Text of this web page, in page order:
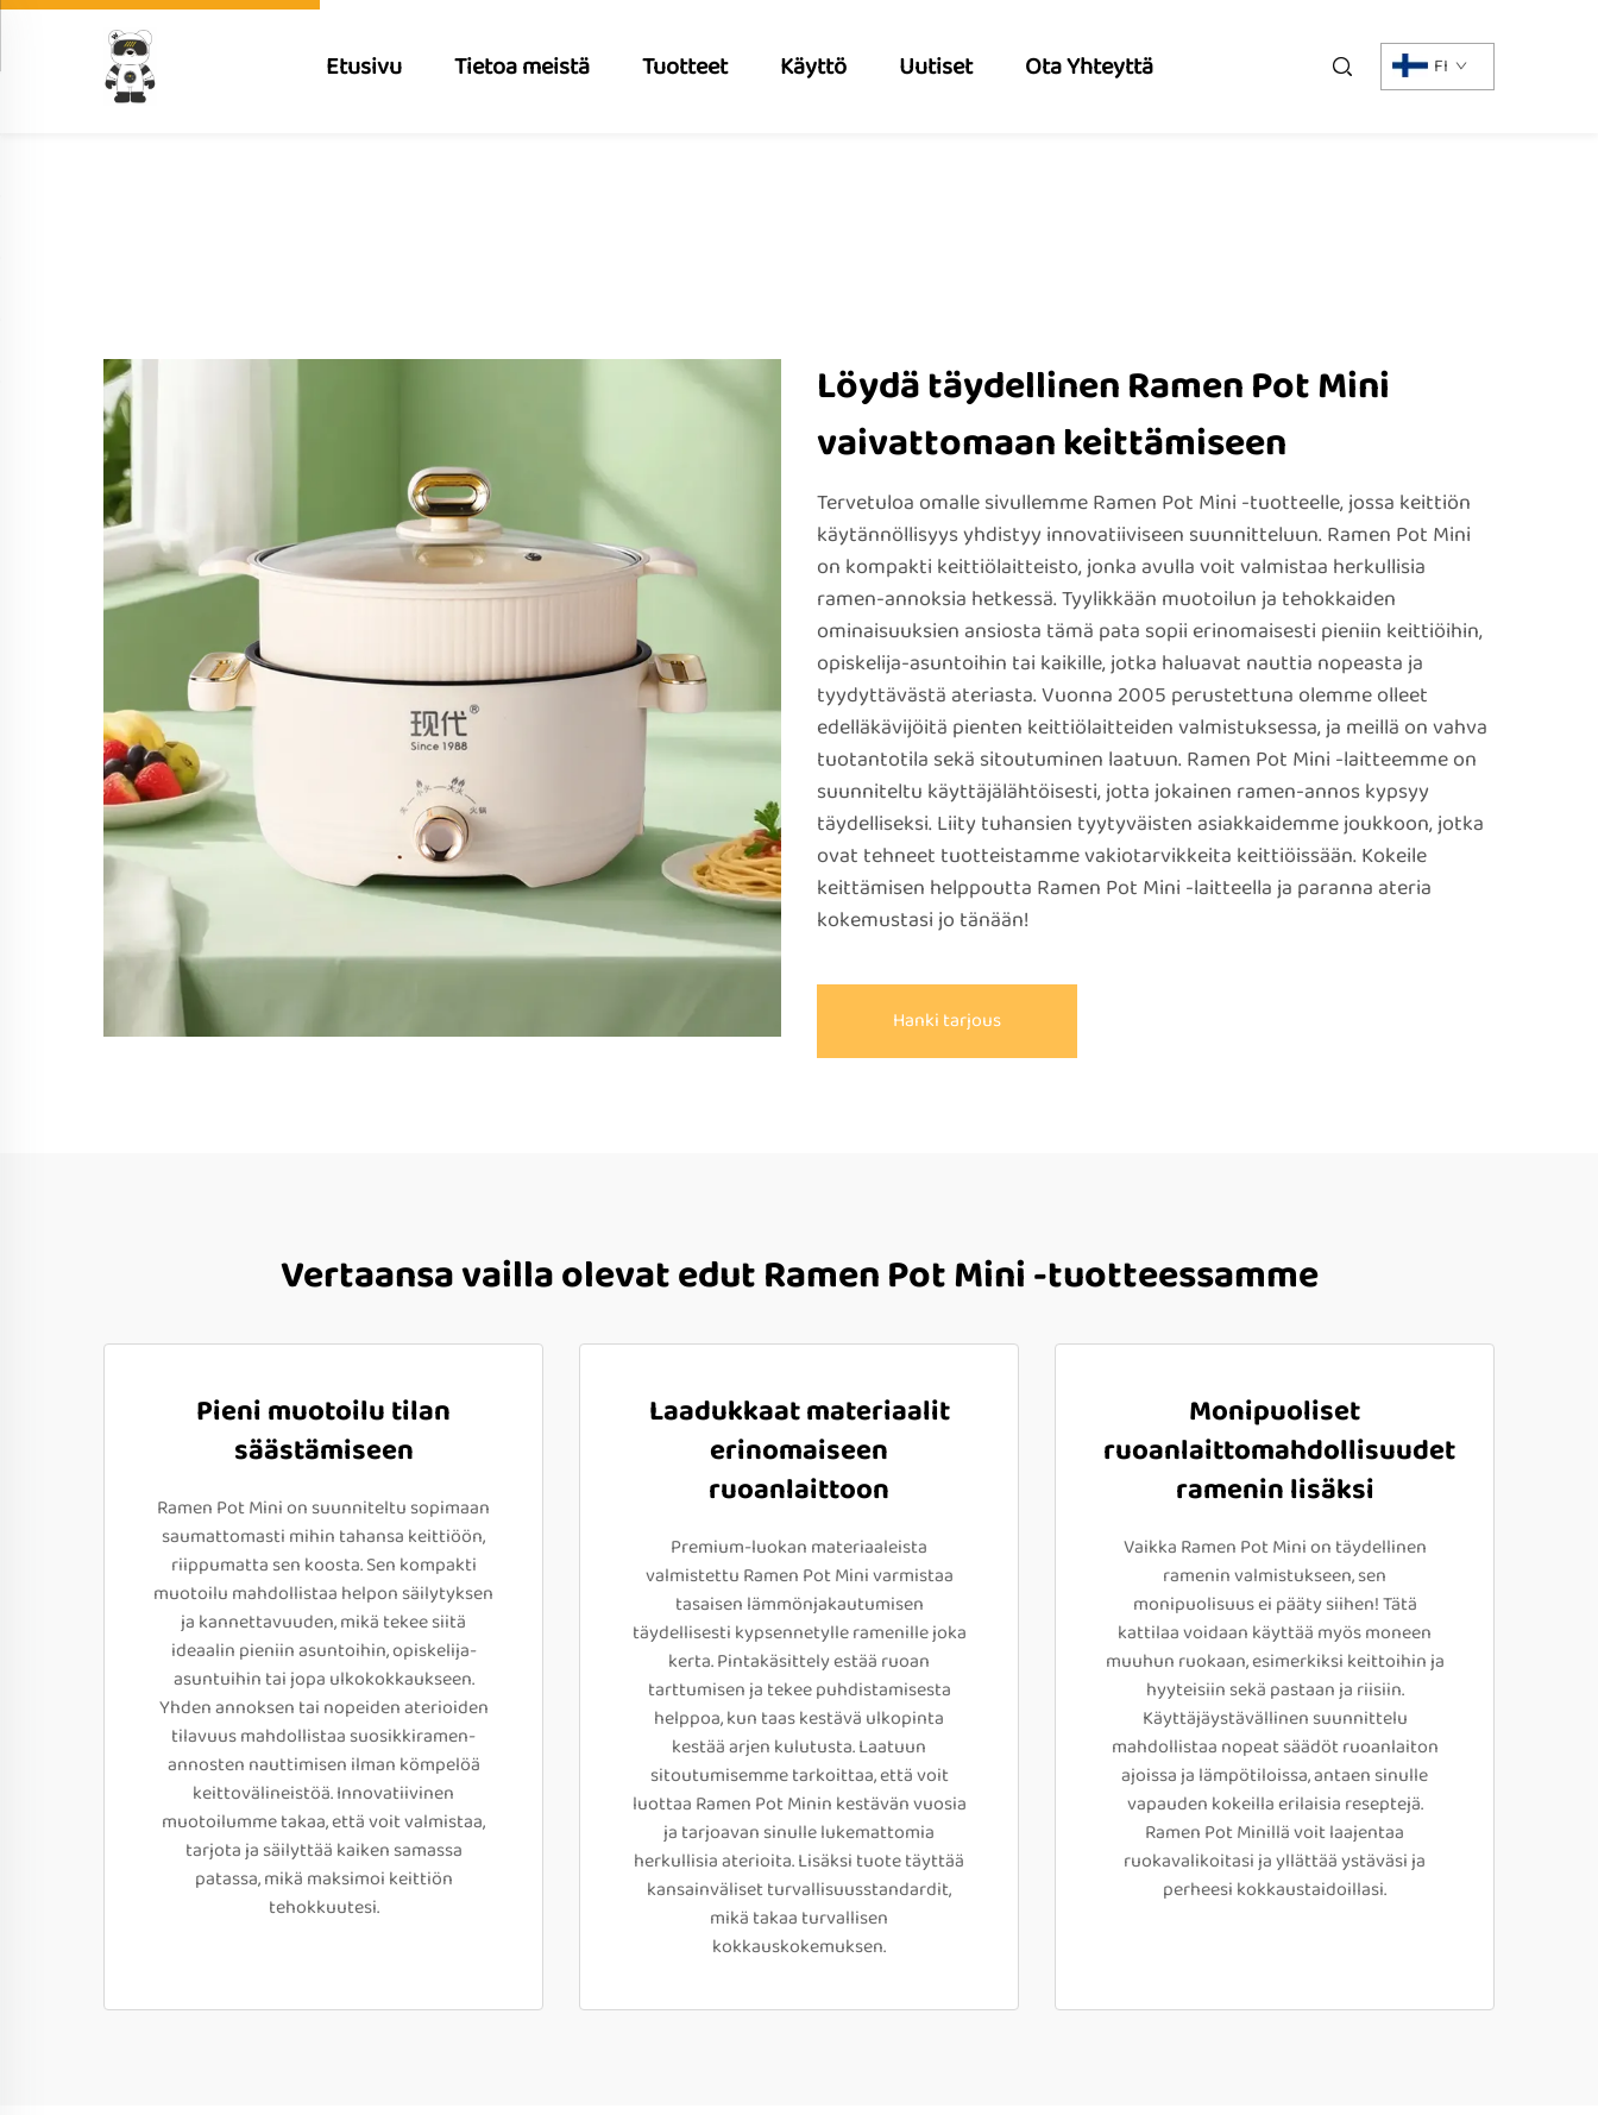
Etusivu Tietoa meistä Tuotteet Käyttö Uutiset Ota Yhteyttä FI
Löydä täydellinen Ramen Pot Mini
vaivattomaan keittämiseen
Tervetuloa omalle sivullemme Ramen Pot Mini -tuotteelle, jossa keittiön
käytännöllisyys yhdistyy innovatiiviseen suunnitteluun. Ramen Pot Mini
on kompakti keittiölaitteisto, jonka avulla voit valmistaa herkullisia
ramen-annoksia hetkessä. Tyylikkään muotoilun ja tehokkaiden
ominaisuuksien ansiosta tämä pata sopii erinomaisesti pieniin keittiöihin,
opiskelija-asuntoihin tai kaikille, jotka haluavat nauttia nopeasta ja
tyydyttävästä ateriasta. Vuonna 2005 perustettuna olemme olleet
edelläkävijöitä pienten keittiölaitteiden valmistuksessa, ja meillä on vahva
tuotantotila sekä sitoutuminen laatuun. Ramen Pot Mini -laitteemme on
suunniteltu käyttäjälähtöisesti, jotta jokainen ramen-annos kypsyy
täydelliseksi. Liity tuhansien tyytyväisten asiakkaidemme joukkoon, jotka
ovat tehneet tuotteistamme vakiotarvikkeita keittiöissään. Kokeile
keittämisen helppoutta Ramen Pot Mini -laitteella ja paranna ateria
kokemustasi jo tänään!
Hanki tarjous
Vertaansa vailla olevat edut Ramen Pot Mini -tuotteessamme
Pieni muotoilu tilan
säästämiseen
Ramen Pot Mini on suunniteltu sopimaan
saumattomasti mihin tahansa keittiöön,
riippumatta sen koosta. Sen kompakti
muotoilu mahdollistaa helpon säilytyksen
ja kannettavuuden, mikä tekee siitä
ideaalin pieniin asuntoihin, opiskelija-
asuntuihin tai jopa ulkokokkaukseen.
Yhden annoksen tai nopeiden aterioiden
tilavuus mahdollistaa suosikkiramen-
annosten nauttimisen ilman kömpelöä
keittovälineistöä. Innovatiivinen
muotoilumme takaa, että voit valmistaa,
tarjota ja säilyttää kaiken samassa
patassa, mikä maksimoi keittiön
tehokkuutesi.
Laadukkaat materiaalit
erinomaiseen
ruoanlaittoon
Premium-luokan materiaaleista
valmistettu Ramen Pot Mini varmistaa
tasaisen lämmönjakautumisen
täydellisesti kypsennetylle ramenille joka
kerta. Pintakäsittely estää ruoan
tarttumisen ja tekee puhdistamisesta
helppoa, kun taas kestävä ulkopinta
kestää arjen kulutusta. Laatuun
sitoutumisemme tarkoittaa, että voit
luottaa Ramen Pot Minin kestävän vuosia
ja tarjoavan sinulle lukemattomia
herkullisia aterioita. Lisäksi tuote täyttää
kansainväliset turvallisuusstandardit,
mikä takaa turvallisen
kokkauskokemuksen.
Monipuoliset
ruoanlaittomahdollisuudet
ramenin lisäksi
Vaikka Ramen Pot Mini on täydellinen
ramenin valmistukseen, sen
monipuolisuus ei pääty siihen! Tätä
kattilaa voidaan käyttää myös moneen
muuhun ruokaan, esimerkiksi keittoihin ja
hyyteisiin sekä pastaan ja riisiin.
Käyttäjäystävällinen suunnittelu
mahdollistaa nopeat säädöt ruoanlaiton
ajoissa ja lämpötiloissa, antaen sinulle
vapauden kokeilla erilaisia reseptejä.
Ramen Pot Minillä voit laajentaa
ruokavalikoitasi ja yllättää ystäväsi ja
perheesi kokkaustaidoillasi.